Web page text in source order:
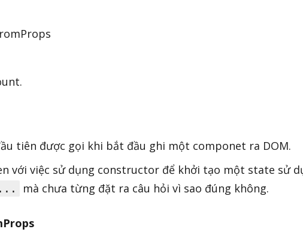
tiên được gọi khi bắt đầu ghi một componet ra DOM.
với việc sử dụng constructor để khởi tạo một state sử
mà chưa từng đặt ra câu hỏi vì sao đúng không.